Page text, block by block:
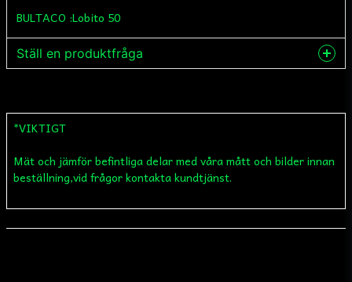
BULTACO :Lobito 50
Ställ en produktfråga
name
Namn
email
*VIKTIGT
Mät och jämför befintliga delar med våra mått och bilder innan
beställning,vid frågor kontakta kundtjänst.